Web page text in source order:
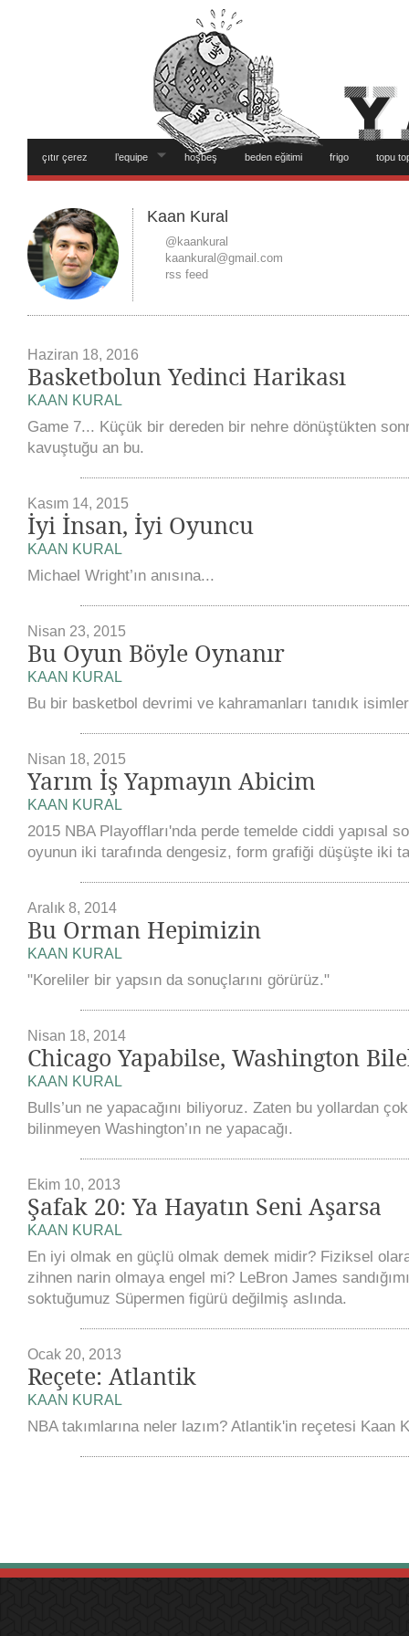
çıtır çerez l’equipe hoşbeş beden eğitimi frigo topu
Kaan Kural
@kaankural
kaankural@gmail.com
rss feed
Haziran 18, 2016
Basketbolun Yedinci Harikası
KAAN KURAL
Game 7... Küçük bir dereden bir nehre dönüştükten
kavuştuğu an bu.
Kasım 14, 2015
İyi İnsan, İyi Oyuncu
KAAN KURAL
Michael Wright’ın anısına...
Nisan 23, 2015
Bu Oyun Böyle Oynanır
KAAN KURAL
Bu bir basketbol devrimi ve kahramanları tanıdık
Nisan 18, 2015
Yarım İş Yapmayın Abicim
KAAN KURAL
2015 NBA Playoffları'nda perde temelde ciddi yapısal
oyunun iki tarafında dengesiz, form grafiği düşüşte iki
Aralık 8, 2014
Bu Orman Hepimizin
KAAN KURAL
"Koreliler bir yapsın da sonuçlarını görürüz."
Nisan 18, 2014
Chicago Yapabilse, Washington
KAAN KURAL
Bulls’un ne yapacağını biliyoruz. Zaten bu yollardan
bilinmeyen Washington’ın ne yapacağı.
Ekim 10, 2013
Şafak 20: Ya Hayatın Seni Aşarsa
KAAN KURAL
En iyi olmak en güçlü olmak demek midir? Fiziksel
zihnen narin olmaya engel mi? LeBron James
soktuğumuz Süpermen figürü değilmiş aslında.
Ocak 20, 2013
Reçete: Atlantik
KAAN KURAL
NBA takımlarına neler lazım? Atlantik'in reçetesi Kaan